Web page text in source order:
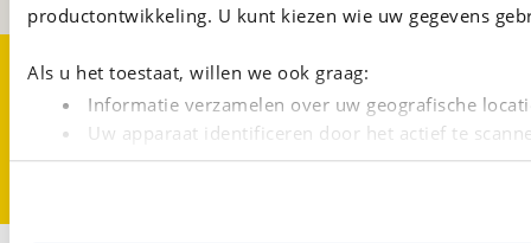
productontwikkeling. U kunt kiezen wie uw gegevens
Als u het toestaat, willen we ook graag:
Informatie verzamelen over uw geografische
Uw apparaat identificeren door het actief te
Lees meer over hoe uw persoonlijke gegevens worden
Over viaBOVAG.nl
Disclaimer- en Privacyverklaring
CookievoorkeurenVacatures